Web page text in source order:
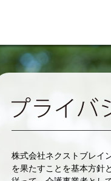
株式会社ネクストブレイ
を果たすことを基本方針